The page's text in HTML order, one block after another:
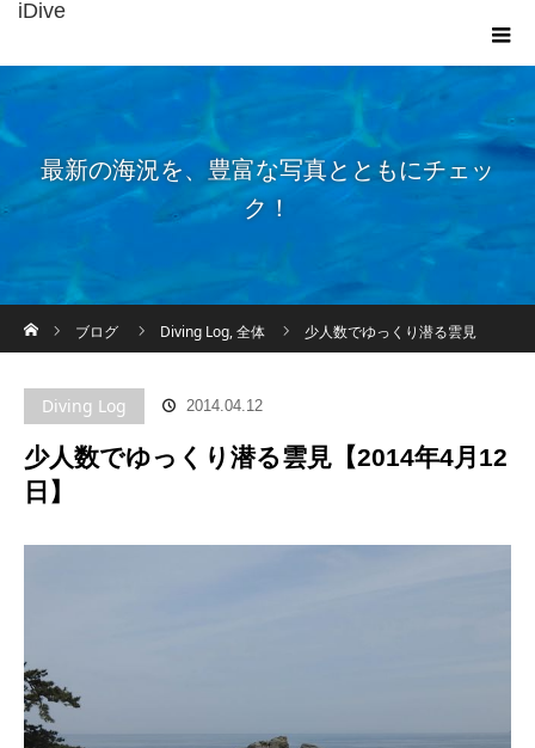
iDive
最新の海況を、豊富な写真とともにチェッ
ク！
ブログ
Diving Log,全体 少人数でゆっくり潜る雲見
Diving Log 2014.04.12
少人数でゆっくり潜る雲見【2014年4月12
日】